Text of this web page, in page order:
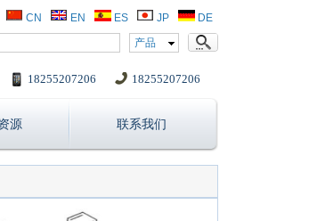
CN EN ES JP
DE
产品
18255207206
18255207206
源 联系我们